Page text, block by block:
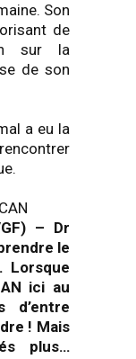
Son
de
sur la
de son
a eu la
– Dr
le
Lorsque
ici au
d’entre
! Mais
plus…